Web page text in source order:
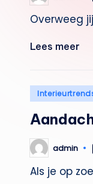
door
Overweeg
Lees meer
Geplaatst
Geplaatst
door
admin
Als je op